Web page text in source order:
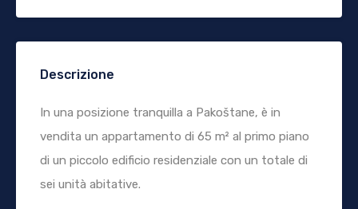
Descrizione
In una posizione tranquilla a Pakoštane, è in
vendita un appartamento di 65 m² al primo piano
di un piccolo edificio residenziale con un totale di
sei unità abitative.